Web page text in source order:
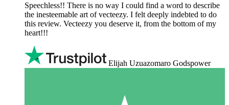
Speechless!! There is no way I could find a word to describe
the inesteemable art of vecteezy. I felt deeply indebted to do
this review. Vecteezy you deserve it, from the bottom of my
heart!!!
Elijah Uzuazomaro Godspower